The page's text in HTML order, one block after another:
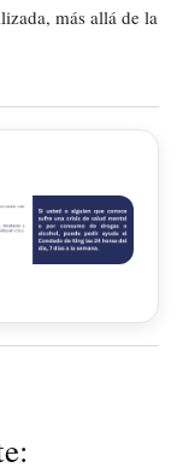
más allá de la